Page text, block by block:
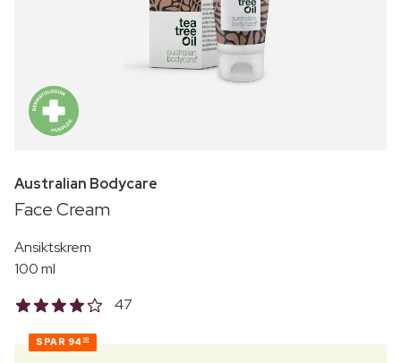
Australian Bodycare
Face Cream
Ansiktskrem
100 ml
47
SPAR 94 00